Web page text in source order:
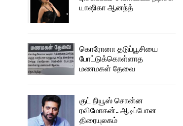
யாஷிகா ஆனந்த்
கொரோனா தடுப்பூசியை
போட்டுக்கொள்ளாத
மணமகள் தேவை
குட் நியூஸ் சொன்ன
ரவிமோகன்.. ஆடிப்போன
திரையுலகம்